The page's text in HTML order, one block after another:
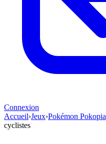
Connexion
Accueil›Jeux›Pokémon Pokopia
cyclistes